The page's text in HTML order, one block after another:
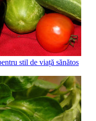
stil de viață sănătos